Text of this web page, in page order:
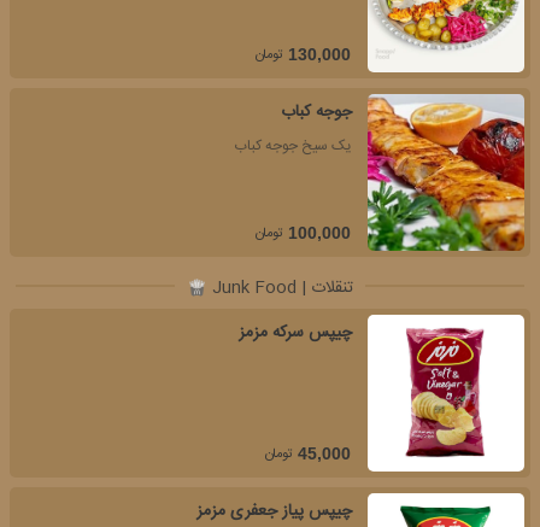
130,000 تومان
جوجه کباب
یک سیخ جوجه کباب
100,000 تومان
تنقلات | Junk Food
چیپس سرکه مزمز
45,000 تومان
چیپس پیاز جعفری مزمز